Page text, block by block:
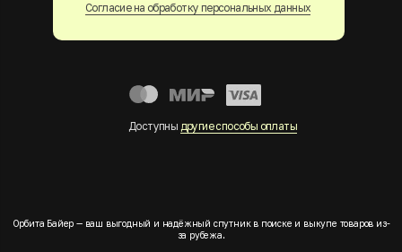
Согласие на обработку персональных данных
Доступны другие способы оплаты
Орбита Байер — ваш выгодный и надёжный спутник в поиске и выкупе товаров из-
за рубежа.